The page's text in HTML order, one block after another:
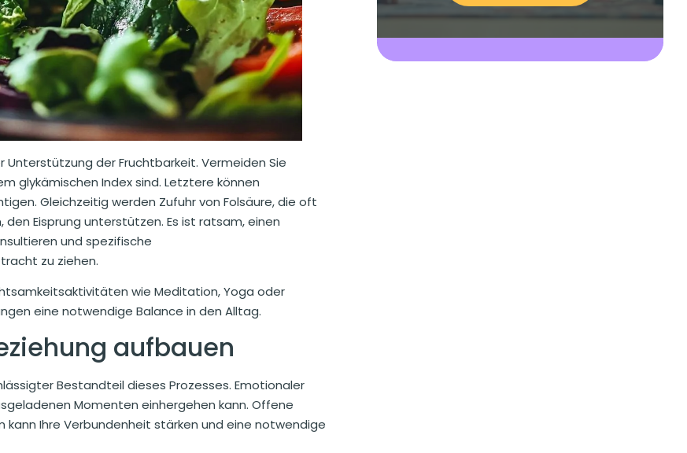
Unterstützung der Fruchtbarkeit. Vermeiden Sie
glykämischen Index sind. Letztere können
Gleichzeitig werden Zufuhr von Folsäure, die oft
Eisprung unterstützen. Es ist ratsam, einen
und spezifische
zu ziehen.
wie Meditation, Yoga oder
eine notwendige Balance in den Alltag.
aufbauen
Bestandteil dieses Prozesses. Emotionaler
Momenten einhergehen kann. Offene
kann Ihre Verbundenheit stärken und eine notwendige